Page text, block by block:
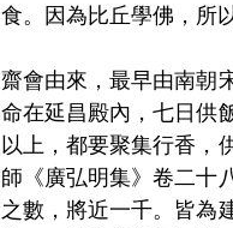
食。因為比丘學佛，所
齋會由來，最早由南朝
命在延昌殿內，七日供
以上，都要聚集行香，
師《廣弘明集》卷二十
之數，將近一千。皆為